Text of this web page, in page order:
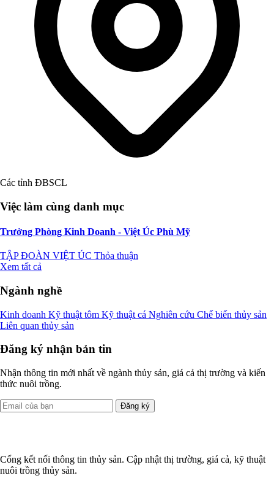
Các tỉnh ĐBSCL
Việc làm cùng danh mục
Trưởng Phòng Kinh Doanh - Việt Úc Phù Mỹ
TẬP ĐOÀN VIỆT ÚC Thỏa thuận
Xem tất cả
Ngành nghề
Kinh doanh Kỹ thuật tôm Kỹ thuật cá Nghiên cứu Chế biến thủy sản
Liên quan thủy sản
Đăng ký nhận bản tin
Nhận thông tin mới nhất về ngành thủy sản, giá cả thị trường và kiến
thức nuôi trồng.
Đăng ký
Cổng kết nối thông tin thủy sản. Cập nhật thị trường, giá cả, kỹ thuật
nuôi trồng thủy sản.